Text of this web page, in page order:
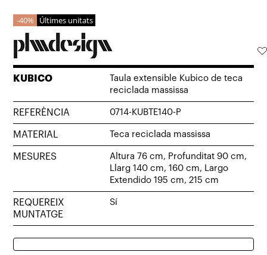
40% Últimes unitats
KUBICO
Taula extensible Kubico de teca
reciclada massissa
REFERÈNCIA 0714-KUBTE140-P
MATERIAL Teca reciclada massissa
MESURES
Altura 76 cm, Profunditat 90 cm,
Llarg 140 cm, 160 cm, Largo
Extendido 195 cm, 215 cm
REQUEREIX
MUNTATGE
Sí